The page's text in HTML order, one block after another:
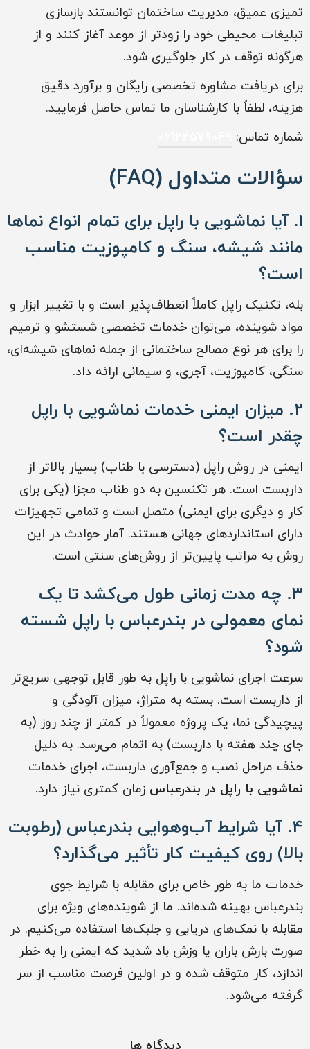
تمیزی عمیق، مدیریت ساختمان توانستند بازسازی
تبلیغات محیطی خود را زودتر از موعد آغاز کنند و از
هرگونه توقف در کار جلوگیری شود.
برای دریافت مشاوره تخصصی رایگان و برآورد دقیق
هزینه، لطفاً با کارشناسان ما تماس حاصل فرمایید.
شماره تماس:
سؤالات متداول (FAQ)
1. آیا نماشویی با راپل برای تمام انواع نماها
مانند شیشه، سنگ و کامپوزیت مناسب
است؟
بله، تکنیک راپل کاملاً انعطاف‌پذیر است و با تغییر ابزار و
مواد شوینده، می‌توان خدمات تخصصی شستشو و ترمیم
را برای هر نوع مصالح ساختمانی از جمله نماهای شیشه‌ای،
سنگی، کامپوزیت، آجری، و سیمانی ارائه داد.
2. میزان ایمنی خدمات نماشویی با راپل
چقدر است؟
ایمنی در روش راپل (دسترسی با طناب) بسیار بالاتر از
داربست است. هر تکنسین به دو طناب مجزا (یکی برای
کار و دیگری برای ایمنی) متصل است و تمامی تجهیزات
دارای استانداردهای جهانی هستند. آمار حوادث در این
روش به مراتب پایین‌تر از روش‌های سنتی است.
3. چه مدت زمانی طول می‌کشد تا یک
نمای معمولی در بندرعباس با راپل شسته
شود؟
سرعت اجرای نماشویی با راپل به طور قابل توجهی سریع‌تر
از داربست است. بسته به متراژ، میزان آلودگی و
پیچیدگی نما، یک پروژه معمولاً در کمتر از چند روز (به
جای چند هفته با داربست) به اتمام می‌رسد. به دلیل
حذف مراحل نصب و جمع‌آوری داربست، اجرای خدمات
نماشویی با راپل در بندرعباس زمان کمتری نیاز دارد.
4. آیا شرایط آب‌وهوایی بندرعباس (رطوبت
بالا) روی کیفیت کار تأثیر می‌گذارد؟
خدمات ما به طور خاص برای مقابله با شرایط جوی
بندرعباس بهینه شده‌اند. ما از شوینده‌های ویژه برای
مقابله با نمک‌های دریایی و جلبک‌ها استفاده می‌کنیم. در
صورت بارش باران یا وزش باد شدید که ایمنی را به خطر
اندازد، کار متوقف شده و در اولین فرصت مناسب از سر
گرفته می‌شود.